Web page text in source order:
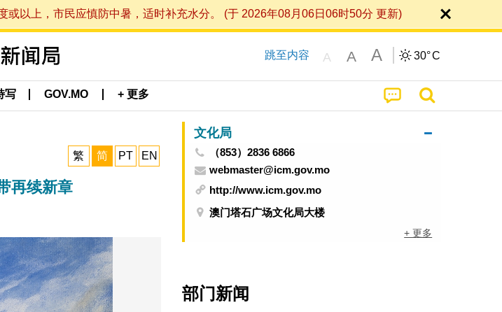
以上，市民应慎防中暑，适时补充水分。 (于 2026年08月06日06时50分 更新)
跳至内容 A A A 30°C
写 GOV.MO + 更多
繁 简 PT EN
再续新章
文化局
（853）2836 6866
webmaster@icm.gov.mo
http://www.icm.gov.mo
澳门塔石广场文化局大楼
+ 更多
部门新闻